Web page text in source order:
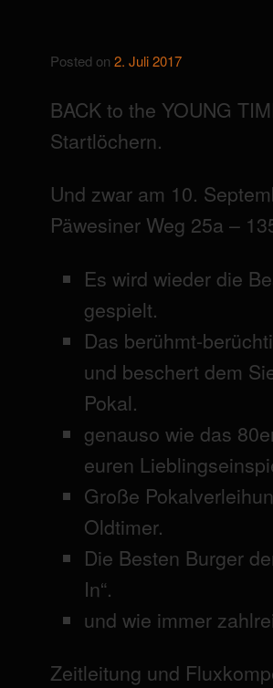
Posted on 2. Juli 2017
BACK to the YOUNG
Startlöchern.
Und zwar am 10.
Päwesiner Weg 25a –
Es wird wieder die
gespielt.
Das berühmt-
und beschert dem
Pokal.
genauso wie das
euren
Große
Oldtimer.
Die Besten Burger
In“.
und wie immer
Zeitleitung und